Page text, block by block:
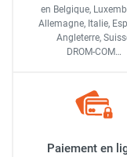
en Belgique,
Allemagne, Italie,
Angleterre,
DROM-COM…
Paiement en